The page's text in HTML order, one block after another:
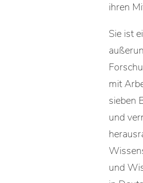
ihren
Sie ist
mit
sieben
und
und